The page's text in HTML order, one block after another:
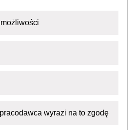
wyrazi na to zgodę